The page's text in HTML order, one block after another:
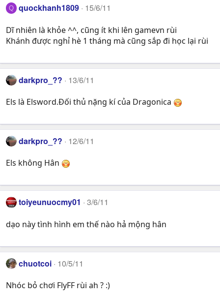
Q quockhanh1809 15/6/11
Dĩ nhiên là khỏe ^^, cũng ít khi lên gamevn rùi
Khánh được nghỉ hè 1 tháng mà cũng sắp đi học lại rùi
darkpro_?? 13/6/11
Els là Elsword.Đối thủ nặng kí của Dragonica
darkpro_?? 12/6/11
Els không Hân
toiyeunuocmy01 3/6/11
dạo này tình hình em thế nào hả mộng hân
chuotcoi 10/5/11
Nhóc bỏ chơi FlyFF rùi ah ? :)